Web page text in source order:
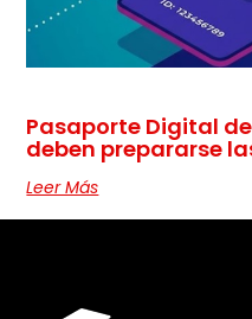
Pasaporte Digital
deben prepararse
Leer Más